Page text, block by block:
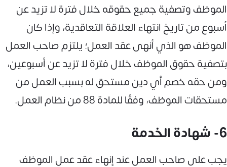
الموظف وتصفية جميع حقوقه خلال فترة لا تزيد عن
أسبوع من تاريخ انتهاء العلاقة التعاقدية، وإذا كان
الموظف هو الذي أنهى عقد العمل؛ يلتزم صاحب العمل
بتصفية حقوق الموظف خلال فترة لا تزيد عن أسبوعين،
ومن حقه خصم أي دين مستحق له بسبب العمل من
مستحقات الموظف، وفقًا للمادة 88 من نظام العمل.
6- شهادة الخدمة
يجب على صاحب العمل عند إنهاء عقد عمل الموظف